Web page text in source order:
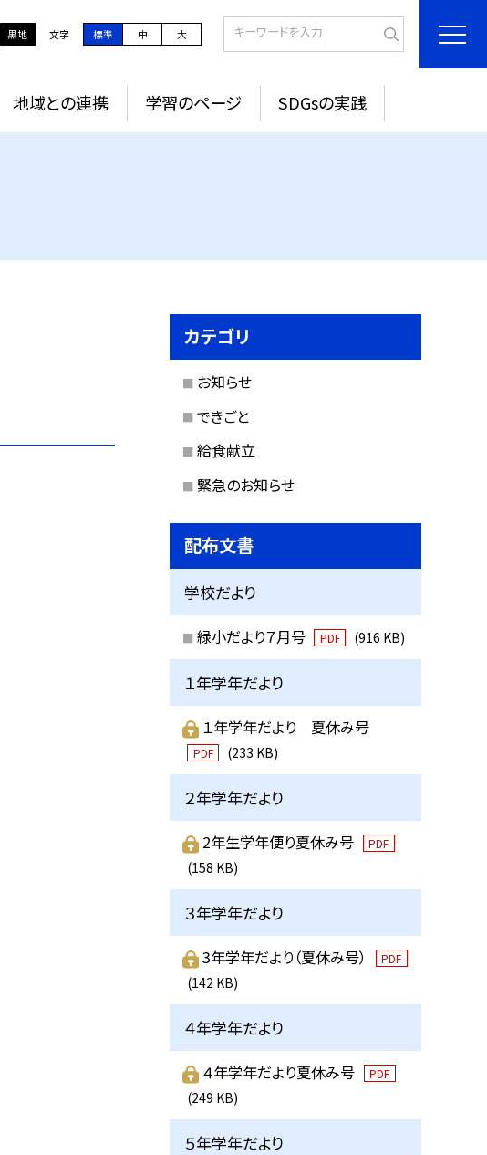
黒地 文字 標準 中 大
地域との連携 学習のページ SDGsの実践
カテゴリ
お知らせ
できごと
給食献立
緊急のお知らせ
配布文書
学校だより
緑小だより７月号 PDF (916 KB)
１年学年だより
１年学年だより 夏休み号
PDF (233 KB)
２年学年だより
2年生学年便り夏休み号 PDF
(158 KB)
３年学年だより
3年学年だより（夏休み号） PDF
(142 KB)
４年学年だより
４年学年だより夏休み号 PDF
(249 KB)
５年学年だより